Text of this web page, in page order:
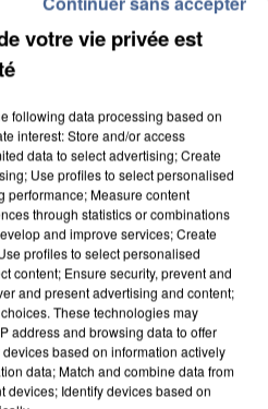
LANCE UN ÉLAN
votre vie privée est
following data processing based on
interest: Store and/or access
data to select advertising; Create
Use profiles to select personalised
performance; Measure content
through statistics or combinations
and improve services; Create
profiles to select personalised
content; Ensure security, prevent and
and present advertising and content;
These technologies may
address and browsing data to offer
based on information actively
data; Match and combine data from
devices; Identify devices based on